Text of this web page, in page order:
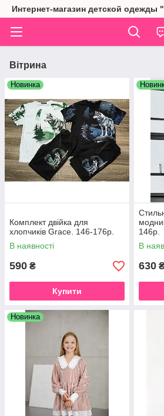
Интернет-магазин детской
Вітрина
Новинка
Комплект двійка для
хлопчиків Grace. 146-176р.
В наявності
590 ₴
Купити
146р.
В
630
Новинка